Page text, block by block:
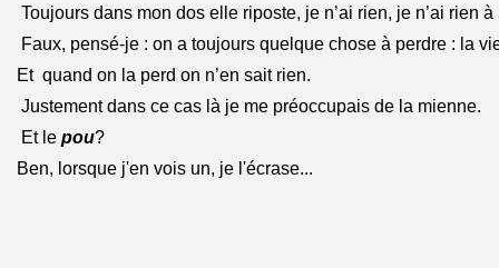
Toujours dans mon dos elle riposte, je n’ai rien, je n’ai rien à
Faux, pensé-je : on a toujours quelque chose à perdre : la
Et quand on la perd on n’en sait rien.
Justement dans ce cas là je me préoccupais de la mienne.
Et le pou?
Ben, lorsque j'en vois un, je l'écrase...